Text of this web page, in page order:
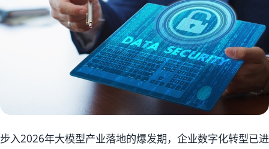
步入2026年大模型产业落地的爆发期，企业数字化转型已进